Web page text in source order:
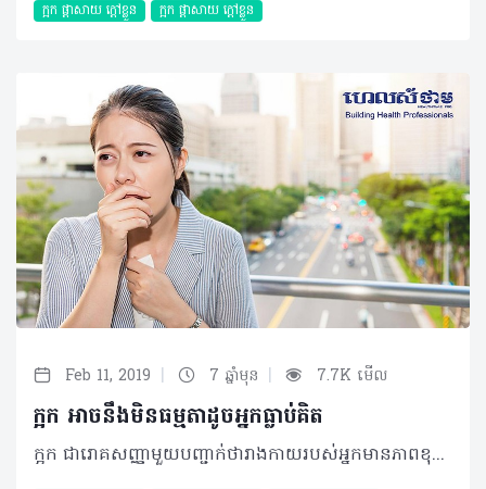
ក្អក ផ្តាសាយ ក្តៅខ្លួន ក្អក ផ្តាសាយ ក្តៅខ្លួន
Feb 11, 2019 | 7 ឆ្នាំមុន | 7.7K មើល
ក្អក អាចនឹងមិនធម្មតាដូចអ្នកធ្លាប់គិត
ក្អក ជារោគសញ្ញាមួយបញ្ជាក់ថារាងកាយរបស់អ្នកមានភាពខុសប្រក្រតីលើផ្លូវដង្ហើម ដែលវាអាចបង្កឡើងដោយពពួក វីរុស បាក់តេរី ធូលីដី ឬសារធាតុផ្សេងៗទៀត។ យោងតាមប្រសាសន៍នៃគ្រូពេទ្យជំនាញរបស់សហរដ្ឋអាមេរិកម្នាក់ បានធ្វើការប៉ាន់ប្រមាណថាអ្នកជំងឺដែលបានមកទទួលការព្យាបាលបញ្ហាក្អកនេះមានប្រមាណ ៣០លាននាក់ក្នុងមួយឆ្នាំ ដែលចំនួននេះត្រូវបានកើនឡើងជាលំដាប់។ អាការៈក្អកម្តងម្កាលជាសញ្ញាធម្មតា ដែលជួយបញ្ចេញសារធាតុមិនល្អពីសួតរបស់អ្នក ការពារពីការបង្ករោគផ្សេងៗ និងជំងឺផ្តាសាយ។ ទោះជាយ៉ាងណាក៏ដោយ ការក្អកជាអចិន្ត្រៃយ៍ ចាប់ពីមួយសប្តាហ៍ឡើងទៅអាចជាលទ្ធផលនៃបញ្ហាសុខភាពណាមួយ រួមមាន៖ • ជំងឺហឺត៖ ភាគច្រើនការក្អកដោយសារអ្នកមានជំងឺហឺតគឺតែងកើតមានឡើងតាមរដូវកាល និងនៅពេលអ្នកប៉ះជាមួយនឹងខ្យល់ត្រជាក់។ • រលាកបំពង់អាហារ៖ លំហូរនៃអាស៊ីតក្រពះដែលតែងច្រាលឡើងតាមបំពង់អាហារដោយសារអ្នកចង្អោរ ឬក្អួត នឹងបង្កឲ្យរលាក ធ្វើឲ្យអ្នកក្អក។ • ជំងឺក្អកមាន់៖ កើតមានជាពិសេសចំពោះកូនក្មេងដោយសារការរលាកផ្លូវដង្ហើមធ្ងន់ធ្ងរ ប៉ុន្តែវាត្រូវបានការពារដោយការចាក់វ៉ាក់សាំង។ • ជំងឺរបេង៖ មានការបង្ករោគធ្ងន់ធ្ងរប៉ះពាល់ដល់សួតរបស់អ្នក ដែលធ្វើឲ្យអ្នកក្អកខ្លាំង ក្នុងរយៈពេលយូរ លើសពី៣សប្តាហ៍។ • ជំងឺរលាកទងសួត៖ កាលណាទងសួតរលាក វាអាចឡើងស្លេស្ម ធ្វើឲ្យបំពង់ខ្យល់ឆ្លងកាត់ កាន់តែរួមតូចជាងធម្មតាបណ្តាលឲ្យពិបាកក្នុងការដកដង្ហើម ឈឺទ្រូង ហត់ ក្តៅខ្លួន ក្អក។ • ជំងឺរលាកប្រហោងច្រមុះ៖ តឹងច្រមុះ ហៀរសំបោរធ្លាក់កំហាកនៅក ក្អក ណែននៅក្នុងបំពង់ក ហ៊ឺងត្រចៀក ឬរលាកក្នុងត្រចៀកតែម្តង។ ក្រៅពីជំងឺខាងលើ ការក្អករបស់អ្នកអាចដោយសារតែការប្រើប្រាស់ថ្នាំដូចជាពពួកថ្នាំបញ្ចុះសម្ពាធឈាមក្រុមIEC មហារីកកូនកណ្តុរ មហារីកសួត និងរបេងកូនកណ្តុរជាដើម។ សូមកុំគិតថា ការក្អករបស់អ្នកជាសញ្ញាធម្មតាបើអ្នកហាក់កើតឡើងញឹកញាប់ ឬមានរយៈពេលយូរ ព្រោះតែហេតុការណ៍នៃជំងឺជាច្រើនកំពុងនៅពីក្រោយអ្នកដោយមិនដឹងខ្លួន ដូច្នេះការប្រឹក្សាជាមួយគ្រូពេទ្យឲ្យបានលឿនបំផុត ជាអ្វីដែលអ្នកគួរធ្វើនៅពេលនេះ។ ©2019 រក្សាសិទ្ធិគ្រប់យ៉ាង​ដោយ Healthtime Corporation ចំពោះគ្រប់អត្ថបទដោយគ្មានផ្នែកណាមួយត្រូវបោះពុម្ពផ្សាយចូល ប្រព័ន្ធអ៊ីនធឺណែតឧបករណ៍អេឡិចត្រូនិកអាត់ជាសំឡេងឬថតចំលងគ្រប់រូបភាពដោយគ្មានការអនុញ្ញាតឡើយ